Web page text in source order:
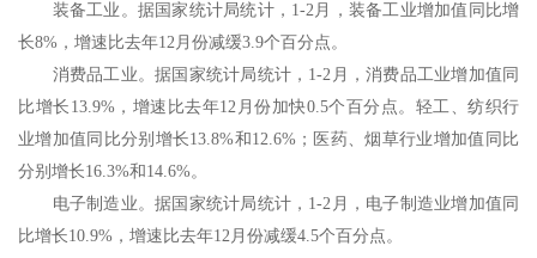
装备工业。据国家统计局统计，1-2月，装备工业增加值同比增
长8%，增速比去年12月份减缓3.9个百分点。
消费品工业。据国家统计局统计，1-2月，消费品工业增加值同
比增长13.9%，增速比去年12月份加快0.5个百分点。轻工、纺织行
业增加值同比分别增长13.8%和12.6%；医药、烟草行业增加值同比
分别增长16.3%和14.6%。
电子制造业。据国家统计局统计，1-2月，电子制造业增加值同
比增长10.9%，增速比去年12月份减缓4.5个百分点。